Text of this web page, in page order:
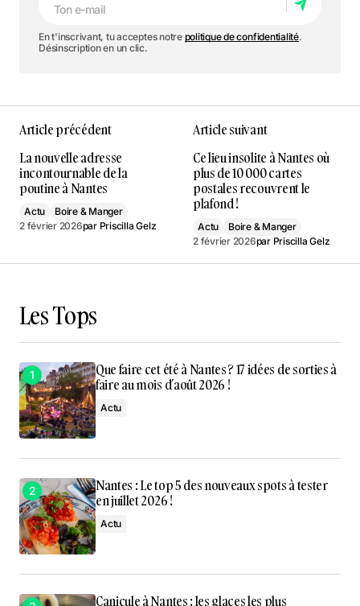
En t'inscrivant, tu acceptes notre politique de confidentialité.
Désinscription en un clic.
Article précédent
La nouvelle adresse
incontournable de la
poutine à Nantes
Actu
Boire & Manger
2 février 2026par Priscilla Gelz
Article suivant
Ce lieu insolite à Nantes où
plus de 10 000 cartes
postales recouvrent le
plafond !
Actu
Boire & Manger
2 février 2026par Priscilla Gelz
Les Tops
Que faire cet été à Nantes ? 17 idées de sorties à
faire au mois d’août 2026 !
Actu
Nantes : Le top 5 des nouveaux spots à tester
en juillet 2026 !
Actu
Canicule à Nantes : les glaces les plus